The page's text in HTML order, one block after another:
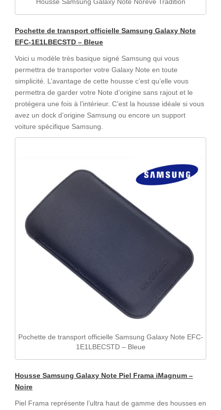
Housse Samsung Galaxy Note Norêve Tradition
Pochette de transport officielle Samsung Galaxy Note
EFC-1E1LBECSTD – Bleue
Voici u modèle très basique signé Samsung qui vous
permettra de transporter votre Galaxy Note en toute
simplicité. L’avantage de cette housse c’est qu’elle vous
permettra de garder votre Note d’origine sans rajout et le
protégera une fois à l’intérieur. C’est la housse idéale si vous
avez un dock d’origine Samsung ou encore un support
voiture spécifique Samsung.
Pochette de transport officielle Samsung Galaxy Note EFC-
1E1LBECSTD – Bleue
Housse Samsung Galaxy Note Piel Frama iMagnum –
Noire
Piel Frama représente l’ultra haut de gamme des housses en